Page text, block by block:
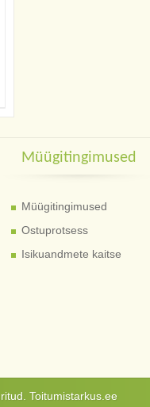
Müügitingimused
Müügitingimused
Ostuprotsess
Isikuandmete kaitse
Toitumistarkus.ee